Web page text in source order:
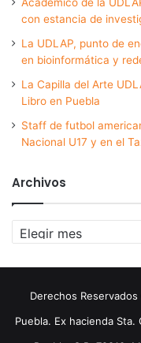
con estancia de
La UDLAP, punto de
en bioinformática y
La Capilla del Arte
Libro en Puebla
Staff de futbol
Nacional U17 y en el
Archivos
Archivos
Derechos
Puebla. Ex hacienda